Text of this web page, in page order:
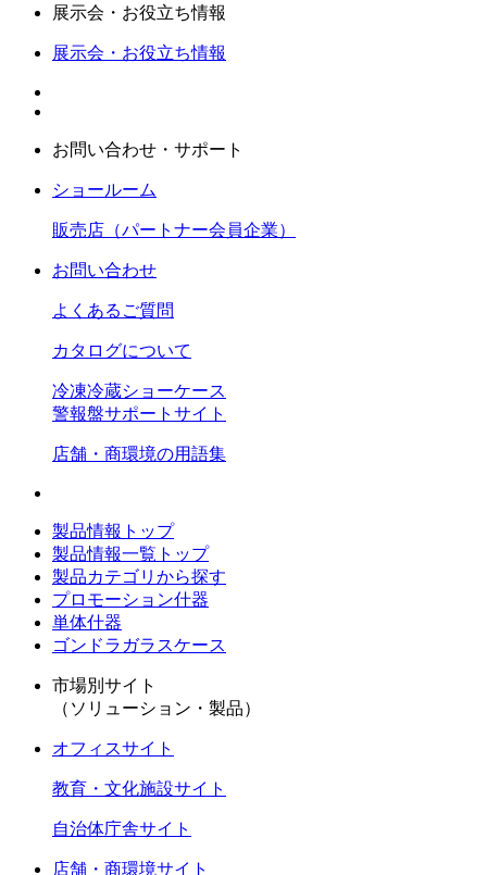
展示会・お役立ち情報
展示会・お役立ち情報
お問い合わせ・サポート
ショールーム
販売店（パートナー会員企業）
お問い合わせ
よくあるご質問
カタログについて
冷凍冷蔵ショーケース
警報盤サポートサイト
店舗・商環境の用語集
製品情報トップ
製品情報一覧トップ
製品カテゴリから探す
プロモーション什器
単体什器
ゴンドラガラスケース
市場別サイト
（ソリューション・製品）
オフィスサイト
教育・文化施設サイト
自治体庁舎サイト
店舗・商環境サイト